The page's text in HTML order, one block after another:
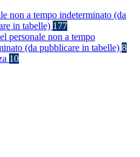
non a tempo indeterminato (da
in tabelle) 177
personale non a tempo
(da pubblicare in tabelle) 8
10